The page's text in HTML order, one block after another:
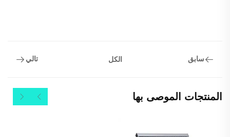
سابق الكل تالي
المنتجات الموصى بها